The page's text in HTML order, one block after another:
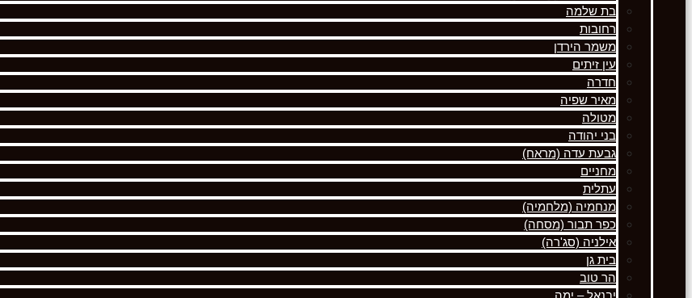
בת שלמה
רחובות
משמר הירדן
עין זיתים
חדרה
מאיר שפיה
מטולה
בני יהודה
גבעת עדה (מראח)
מחניים
עתלית
מנחמיה (מלחמיה)
כפר תבור (מסחה)
אילניה (סג'רה)
בית גן
הר טוב
יבנאל – ימה